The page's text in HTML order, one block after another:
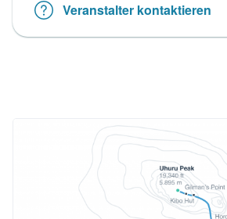
Veranstalter kontaktieren